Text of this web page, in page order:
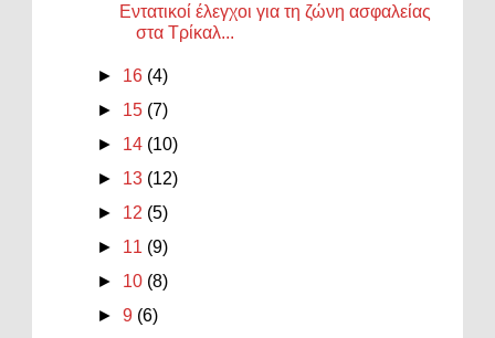
Εντατικοί έλεγχοι για τη ζώνη ασφαλείας
στα Τρίκαλ...
► 16 (4)
► 15 (7)
► 14 (10)
► 13 (12)
► 12 (5)
► 11 (9)
► 10 (8)
►9 (6)